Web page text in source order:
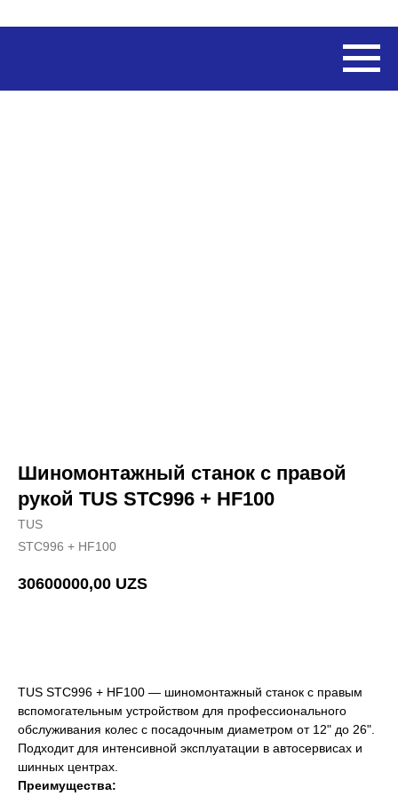
Шиномонтажный станок с правой
рукой TUS STC996 + HF100
TUS
STC996 + HF100
30600000,00 UZS
TUS STC996 + HF100 — шиномонтажный станок с правым
вспомогательным устройством для профессионального
обслуживания колес с посадочным диаметром от 12" до 26".
Подходит для интенсивной эксплуатации в автосервисах и
шинных центрах.
Преимущества: